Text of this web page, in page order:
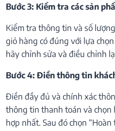
Bước 3: Kiểm tra các sản
Kiểm tra thông tin và số
giỏ hàng có đúng với lựa
hãy chỉnh sửa và điều chỉnh
Bước 4: Điền thông tin
Điền đầy đủ và chính xác
thông tin thanh toán và
hợp nhất. Sau đó chọn “Hoàn